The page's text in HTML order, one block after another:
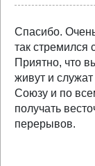
Спасибо.
так стремился
Приятно, что
живут и
Союзу и по
получать
перерывов.